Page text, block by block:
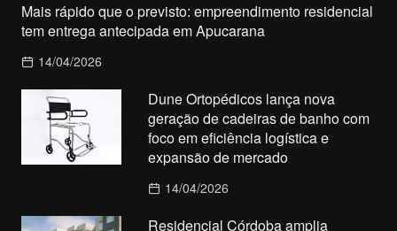
Mais rápido que o previsto: empreendimento residencial
tem entrega antecipada em Apucarana
14/04/2026
Dune Ortopédicos lança nova
geração de cadeiras de banho com
foco em eficiência logística e
expansão de mercado
14/04/2026
Residencial Córdoba amplia